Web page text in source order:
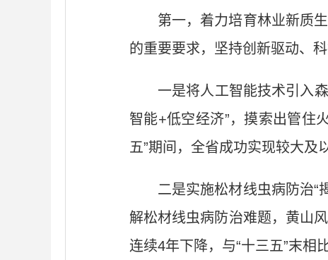
第一，着力培育林业新质
的重要要求，坚持创新驱动、
一是将人工智能技术引入
智能+低空经济”，摸索出管住
五”期间，全省成功实现较大及
二是实施松材线虫病防治“
解松材线虫病防治难题，黄山
连续4年下降，与“十三五”末相